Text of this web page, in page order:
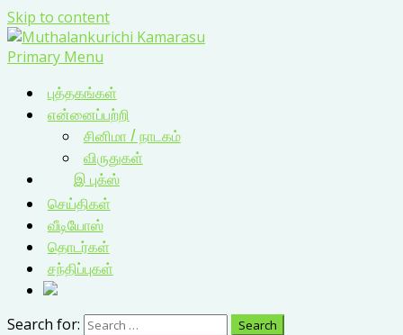
Skip to content
Primary Menu
புத்தகங்கள்
என்னைப்பற்றி
சினிமா / நாடகம்
விருதுகள்
இ புக்ஸ்
செய்திகள்
வீடியோஸ்
தொடர்கள்
சந்திப்புகள்
Search for: